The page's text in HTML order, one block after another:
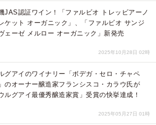
JAS認証ワイン！「ファルビオ トレッビアーノ
ケット オーガニック」、「ファルビオ サンジ
ェーゼ メルロー オーガニック」新発売
2025年10月28日 02時
グアイのワイナリー「ボデガ・セロ・チャペ
のオーナー醸造家フランシスコ・カラウ氏が
ルグアイ最優秀醸造家賞」受賞の快挙達成！
2025年05月27日 01時